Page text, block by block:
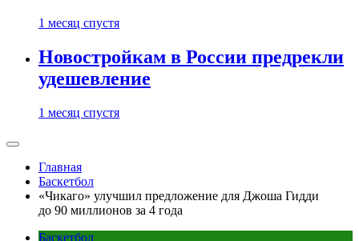
1 месяц спустя
Новостройкам в России предрекли
удешевление
1 месяц спустя
Главная
Баскетбол
«Чикаго» улучшил предложение для Джоша Гидди
до 90 миллионов за 4 года
Баскетбол